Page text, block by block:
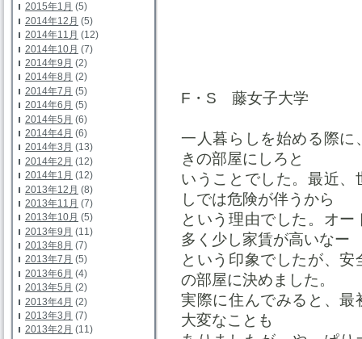
2015年1月 (5)
2014年12月 (5)
2014年11月 (12)
2014年10月 (7)
2014年9月 (2)
2014年8月 (2)
2014年7月 (5)
2014年6月 (5)
2014年5月 (6)
2014年4月 (6)
2014年3月 (13)
2014年2月 (12)
2014年1月 (12)
2013年12月 (8)
2013年11月 (7)
2013年10月 (5)
2013年9月 (11)
2013年8月 (7)
2013年7月 (5)
2013年6月 (4)
2013年5月 (2)
2013年4月 (2)
2013年3月 (7)
2013年2月 (11)
F・S 藤
一人暮らしを始める際
きの部屋にしろと
いうことでした。最近
しでは危険が伴うから
という理由でした。オ
多く少し家賃が高いなー
という印象でしたが、
の部屋に決めました。
実際に住んでみると、
大変なことも